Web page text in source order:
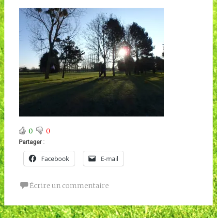
0 0
Partager :
Facebook E-mail
Écrire un commentaire